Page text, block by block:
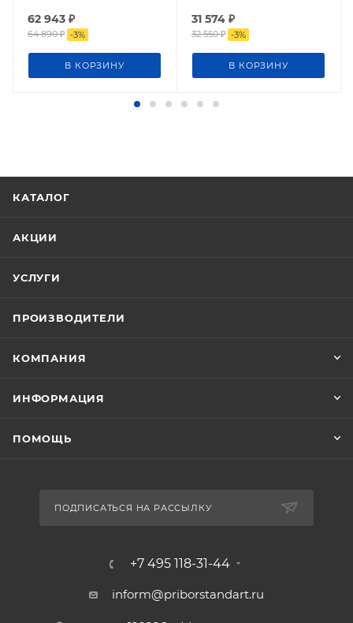
62 943 ₽
64 890₽ -3%
В КОРЗИНУ
31 574 ₽
32 550₽ -3%
В КОРЗИНУ
КАТАЛОГ
АКЦИИ
УСЛУГИ
ПРОИЗВОДИТЕЛИ
КОМПАНИЯ
ИНФОРМАЦИЯ
ПОМОЩЬ
ПОДПИСАТЬСЯ НА РАССЫЛКУ
+7 495 118-31-44
inform@priborstandart.ru